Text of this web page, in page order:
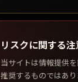
リスクに関する
当サイトは情報提供
推奨するものではあ